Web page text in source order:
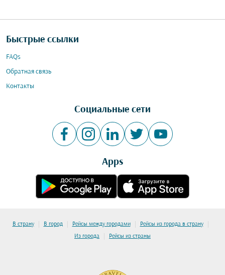
Быстрые ссылки
FAQs
Обратная связь
Контакты
Социальные сети
Apps
В страну | В город | Рейсы между городами | Рейсы из города в страну |
Из города | Рейсы из страны